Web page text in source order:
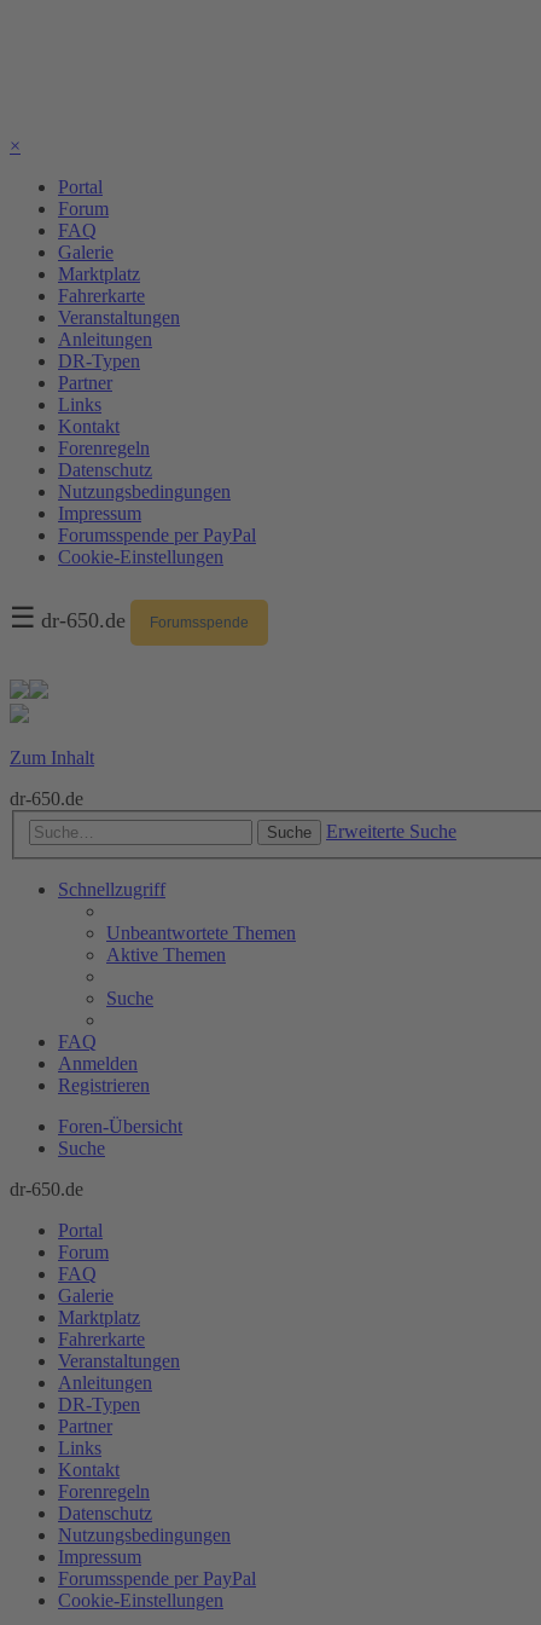
×
Portal
Forum
FAQ
Galerie
Marktplatz
Fahrerkarte
Veranstaltungen
Anleitungen
DR-Typen
Partner
Links
Kontakt
Forenregeln
Datenschutz
Nutzungsbedingungen
Impressum
Forumsspende per PayPal
Cookie-Einstellungen
☰ dr-650.de Forumsspende
Zum Inhalt
dr-650.de
Suche Erweiterte Suche
Schnellzugriff
Unbeantwortete Themen
Aktive Themen
Suche
FAQ
Anmelden
Registrieren
Foren-Übersicht
Suche
dr-650.de
Portal
Forum
FAQ
Galerie
Marktplatz
Fahrerkarte
Veranstaltungen
Anleitungen
DR-Typen
Partner
Links
Kontakt
Forenregeln
Datenschutz
Nutzungsbedingungen
Impressum
Forumsspende per PayPal
Cookie-Einstellungen